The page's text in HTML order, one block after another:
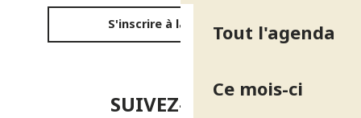
Tout l'agenda
Ce mois-ci
S'inscrire à la newsletter
SUIVEZ-NOUS !